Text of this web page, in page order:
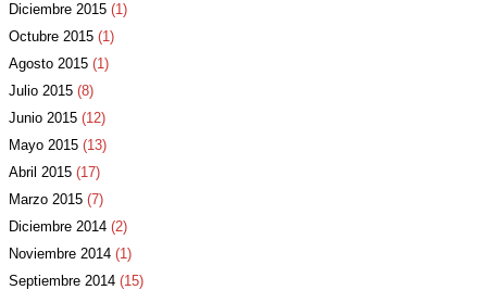
Diciembre 2015 (1)
Octubre 2015 (1)
Agosto 2015 (1)
Julio 2015 (8)
Junio 2015 (12)
Mayo 2015 (13)
Abril 2015 (17)
Marzo 2015 (7)
Diciembre 2014 (2)
Noviembre 2014 (1)
Septiembre 2014 (15)